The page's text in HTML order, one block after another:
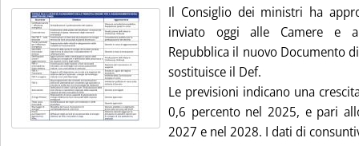
Il Consiglio dei ministri ha
inviato oggi alle Camere e
Repubblica il nuovo Documento
sostituisce il Def.
Le previsioni indicano una
0,6 percento nel 2025, e pari
2027 e nel 2028. I dati di